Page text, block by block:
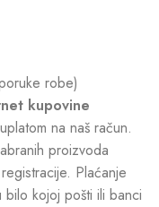
robe)
kupovine
na naš račun.
proizvoda
Plaćanje
bilo kojoj pošti ili banci